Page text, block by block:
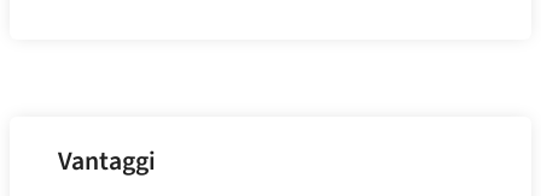
Vantaggi